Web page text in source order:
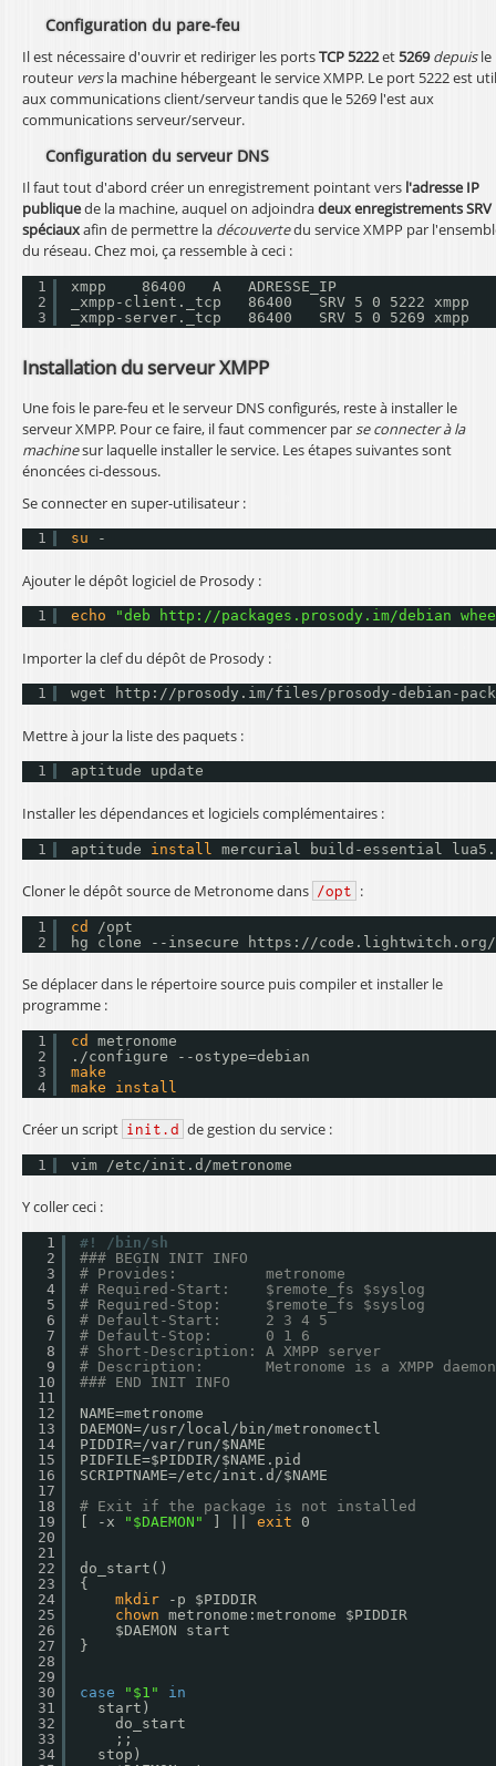
Configuration du pare-feu
Il est nécessaire d'ouvrir et rediriger les portsTCP 5222et5269 depuisle
routeur versla machine hébergeant le service XMPP. Le port 5222 est
aux communications client/serveur tandis que le 5269 l'est aux
communications serveur/serveur.
Configuration du serveur DNS
Il faut tout d'abord créer un enregistrement pointant vers l'adresse IP
publiquede la machine, auquel on adjoindradeux enregistrements SRV
spéciauxafin de permettre la découvertedu service XMPP par
du réseau. Chez moi, ça ressemble à ceci :
1
2
3
xmpp    86400   A   ADRESSE_IP
_xmpp-client._tcp   86400   SRV 5 0 5222 xmpp
_xmpp-server._tcp   86400   SRV 5 0 5269 xmpp
Installation du serveur XMPP
Une fois le pare-feu et le serveur DNS configurés, reste à installer le
serveur XMPP. Pour ce faire, il faut commencer par se connecter à la
machinesur laquelle installer le service. Les étapes suivantes sont
énoncées ci-dessous.
Se connecter en super-utilisateur :
1 su -
Ajouter le dépôt logiciel de Prosody :
1 echo "deb http://packages.prosody.im/debian
Importer la clef du dépôt de Prosody :
1 wget http: //prosody .im/files/prosody-debian-
Mettre à jour la liste des paquets :
1 aptitude update
Installer les dépendances et logiciels complémentaires :
1 aptitude install mercurial build-essential
Cloner le dépôt source de Metronome dans /opt :
1
2
cd
/opt
hg clone --insecure https: //code .lightwitch.org
Se déplacer dans le répertoire source puis compiler et installer le
programme :
1
2
3
4
cd
metronome
. /configure
--ostype=debian
make
make
install
Créer un script init.d de gestion du service :
1 vim /etc/init .d /metronome
Y coller ceci :
1
2
3
4
5
6
7
8
9
10
11
12
13
14
15
16
17
18
19
20
21
22
23
24
25
26
27
28
29
30
31
32
33
34
#! /bin/sh
### BEGIN INIT INFO
# Provides:          metronome
# Required-Start:    $remote_fs $syslog
# Required-Stop:     $remote_fs $syslog
# Default-Start:     2 3 4 5
# Default-Stop:      0 1 6
# Short-Description: A XMPP server
# Description:       Metronome is a XMPP
### END INIT INFO
NAME=metronome
DAEMON=/usr/local/bin/metronomectl
PIDDIR=/var/run/$NAME
PIDFILE=$PIDDIR/$NAME.pid
SCRIPTNAME=/etc/init .d/$NAME
# Exit if the package is not installed
[ -x
"$DAEMON" exit 0
do_start()
{
mkdir
-p $PIDDIR
chown metronome:metronome $PIDDIR
$DAEMON start
}
case "$1"
in
start)
do_start
;;
stop)